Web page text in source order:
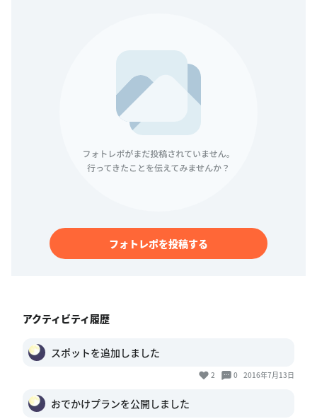
フォトレポを投稿する
アクティビティ履歴
スポットを追加しました
2 0 2016年7月13日
おでかけプランを公開しました